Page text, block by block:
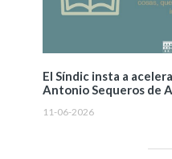
El Síndic insta a
Antonio Sequeros de
11-06-2026